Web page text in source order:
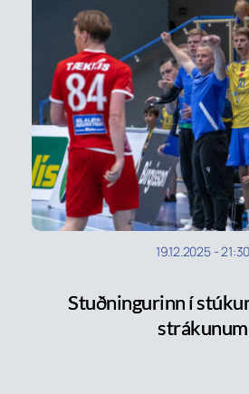
19.12.2025-21:30
Stuðningurinn í
strákunum